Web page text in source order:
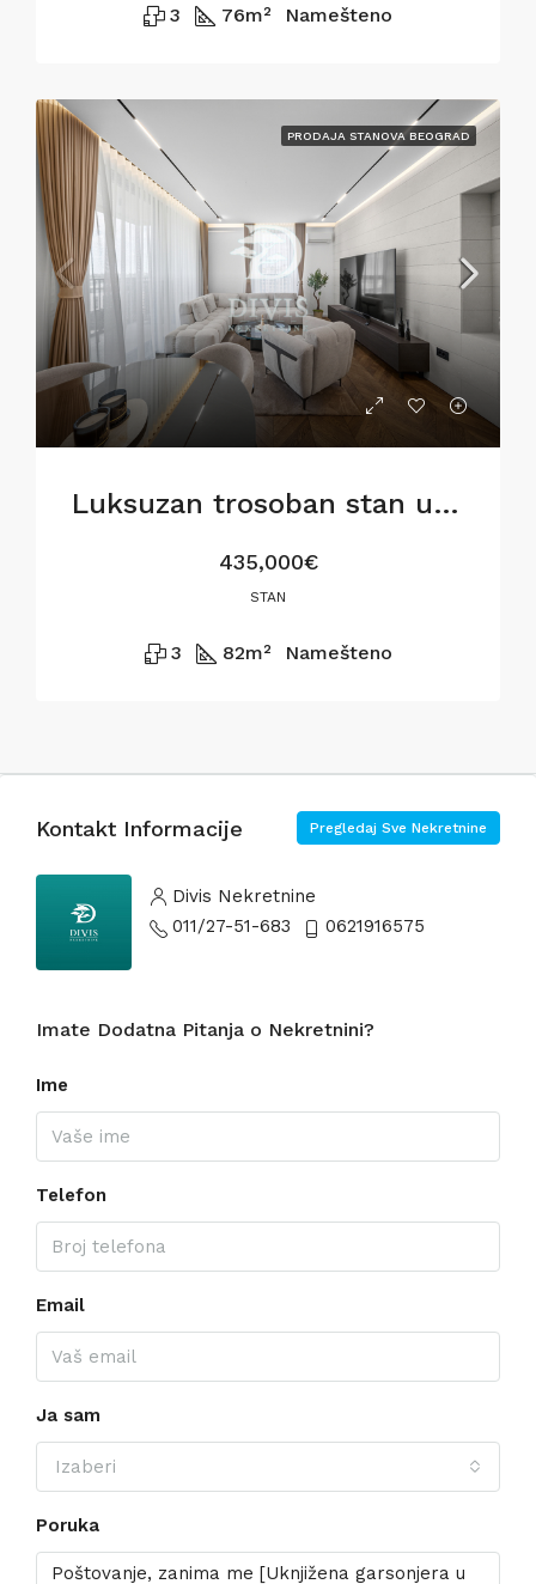
3 76m² Namešteno
PRODAJA STANOVA BEOGRAD
Luksuzan trosoban stan u BW Metropolitan,82m2
435,000€
STAN
3 82m² Namešteno
Kontakt Informacije Pregledaj Sve Nekretnine
Divis Nekretnine
011/27-51-683
0621916575
Imate Dodatna Pitanja o Nekretnini?
Ime
Telefon
Email
Ja sam
Izaberi
Poruka